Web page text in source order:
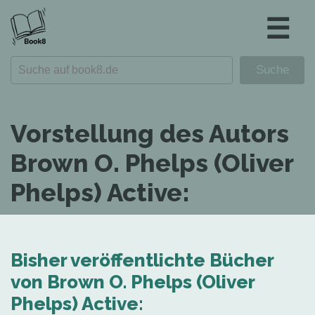
☰
Vorstellung des Autors
Brown O. Phelps (Oliver
Phelps) Active:
Bisher veröffentlichte Bücher
von Brown O. Phelps (Oliver
Phelps) Active: